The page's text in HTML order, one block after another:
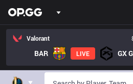
Valorant
BAR LIVE GX